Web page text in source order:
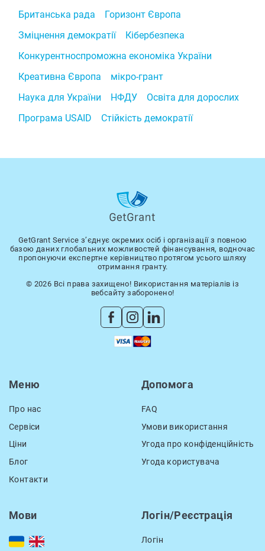
Британська рада
Горизонт Європа
Зміцнення демократії
Кібербезпека
Конкурентноспроможна економіка України
Креативна Європа
мікро-грант
Наука для України
НФДУ
Освіта для дорослих
Програма USAID
Стійкість демократії
GetGrant Service з’єднує окремих осіб і організації з повною
базою даних глобальних можливостей фінансування, водночас
пропонуючи експертне керівництво протягом усього шляху
отримання гранту.
© 2026 Всі права захищено! Використання матеріалів із
вебсайту заборонено!
Меню
Про нас
Сервіси
Ціни
Блог
Контакти
Допомога
FAQ
Умови використання
Угода про конфіденційність
Угода користувача
Мови Логін/Реєстрація
Логін